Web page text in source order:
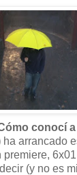
conocí
ha arrancado
premiere,
(y no es